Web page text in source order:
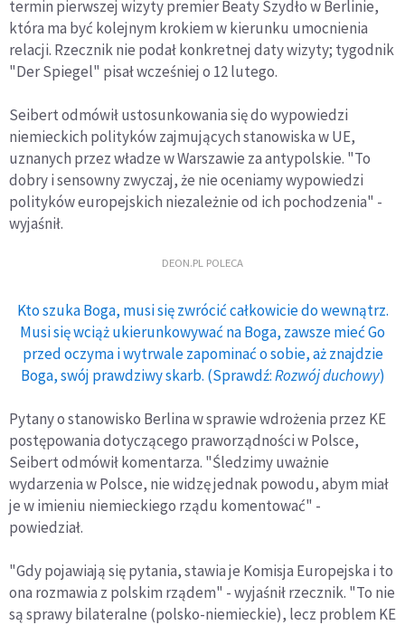
termin pierwszej wizyty premier Beaty Szydło w Berlinie,
która ma być kolejnym krokiem w kierunku umocnienia
relacji. Rzecznik nie podał konkretnej daty wizyty; tygodnik
"Der Spiegel" pisał wcześniej o 12 lutego.
Seibert odmówił ustosunkowania się do wypowiedzi
niemieckich polityków zajmujących stanowiska w UE,
uznanych przez władze w Warszawie za antypolskie. "To
dobry i sensowny zwyczaj, że nie oceniamy wypowiedzi
polityków europejskich niezależnie od ich pochodzenia" -
wyjaśnił.
DEON.PL POLECA
Kto szuka Boga, musi się zwrócić całkowicie do wewnątrz.
Musi się wciąż ukierunkowywać na Boga, zawsze mieć Go
przed oczyma i wytrwale zapominać o sobie, aż znajdzie
Boga, swój prawdziwy skarb. (Sprawdź:Rozwój duchowy)
Pytany o stanowisko Berlina w sprawie wdrożenia przez KE
postępowania dotyczącego praworządności w Polsce,
Seibert odmówił komentarza. "Śledzimy uważnie
wydarzenia w Polsce, nie widzę jednak powodu, abym miał
je w imieniu niemieckiego rządu komentować" -
powiedział.
"Gdy pojawiają się pytania, stawia je Komisja Europejska i to
ona rozmawia z polskim rządem" - wyjaśnił rzecznik. "To nie
są sprawy bilateralne (polsko-niemieckie), lecz problem KE